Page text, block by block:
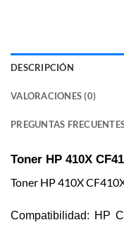
DESCRIPCIÓN
VALORACIONES (0)
PREGUNTAS
Toner HP 410X
Toner HP 410X
Compatibilidad: HP